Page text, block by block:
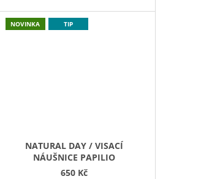
NOVINKA TIP
NATURAL DAY / VISACÍ
NÁUŠNICE PAPILIO
650 Kč